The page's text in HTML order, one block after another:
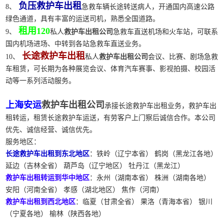
8、
负压救护车出租 急救车辆长途转送病人，开通国内高速公路
绿色通道，具有丰富的运送司机，熟悉全国道路。
9、
租用120私人救护车出租公司 急救车直送机场和火车站，可联系
国内机场进场、中转到各站急救车直送业务。
10、
长途救护车出租私人救护车出租公司会议、比赛、剧场急救
车租赁，可长期为各种展览会议、体育汽车赛事、影视拍摄、校园活
动等一系列活动服务。
上海安运救护车出租公司 承接长途救护车出租业务，救护车出
租转运，租赁长途救护车运送，有劳客户上门察后诚信合作。本公司
优先、诚信经营、诚信优先。
服务地区：
长途救护车出租到东北地区 ：铁岭（辽宁本省） 鹤岗（黑龙江各地）
延边（吉林全省） 葫芦岛（辽宁地区） 牡丹江（黑龙江）
救护车出租转运到华中地区 ：永州（湖南本省） 株洲（湖南各地）
安阳（河南全省） 孝感（湖北地区） 焦作（河南）
救护车出租到西北地区 ：临夏（甘肃全省） 果洛（青海本省） 银川
（宁夏各地） 榆林（陕西各地）